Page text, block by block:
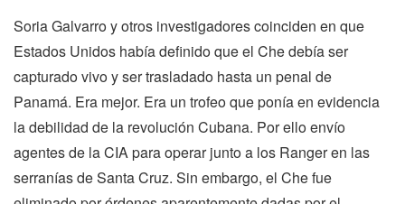
Soria Galvarro y otros investigadores coinciden en que
Estados Unidos había definido que el Che debía ser
capturado vivo y ser trasladado hasta un penal de
Panamá. Era mejor. Era un trofeo que ponía en evidencia
la debilidad de la revolución Cubana. Por ello envío
agentes de la CIA para operar junto a los Ranger en las
serranías de Santa Cruz. Sin embargo, el Che fue